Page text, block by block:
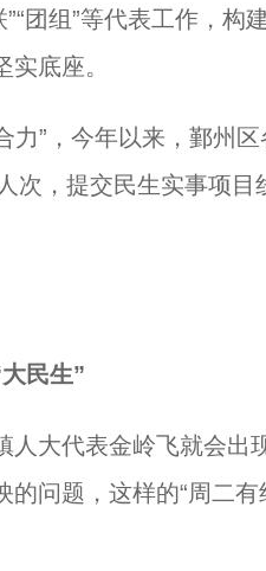
”“团组”等代表工作，
底座。
”，今年以来，鄞州
次，提交民生实事项
民生”
大代表金岭飞就会出
的问题，这样的“周二